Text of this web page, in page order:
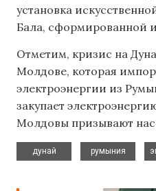
установка
Бала, сформированной
Отметим, кризис на
Молдове, которая
электроэнергии из
закупает
Молдовы призывают
дунай
румыния